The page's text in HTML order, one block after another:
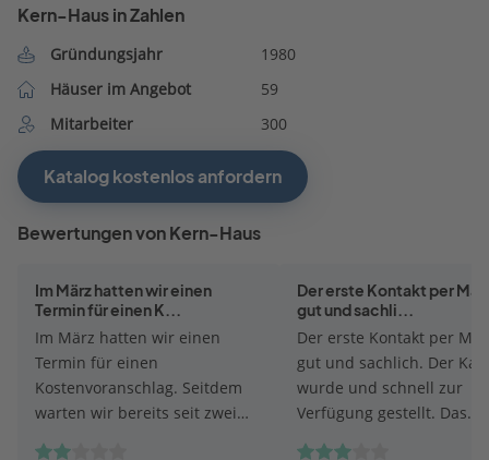
Kern-Haus in Zahlen
Gründungsjahr
1980
Häuser im Angebot
59
Mitarbeiter
300
Katalog kostenlos anfordern
Bewertungen von Kern-Haus
Im März hatten wir einen
Termin für einen K...
Im März hatten wir einen
Termin für einen
Kostenvoranschlag. Seitdem
warten wir bereits seit zwei
Der erste Kontakt per
gut und sachli...
Der erste Kontakt per
gut und sachlich. Der
wurde und schnell zur
Verfügung gestellt. Das